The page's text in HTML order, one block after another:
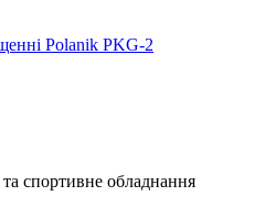
Polanik PKG-2
спортивне обладнання